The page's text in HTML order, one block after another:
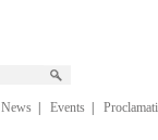
News Events